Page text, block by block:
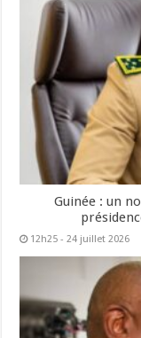
Guinée : un
12h25 - 24 juillet 2026